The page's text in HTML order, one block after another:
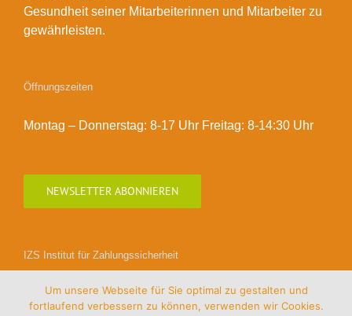
Gesundheit seiner Mitarbeiterinnen und Mitarbeiter zu
gewährleisten.
Öffnungszeiten
Montag – Donnerstag: 8-17 Uhr Freitag: 8-14:30 Uhr
NEWSLETTER ABONNIEREN
IZS Institut für Zahlungssicherheit
Um unsere Webseite für Sie optimal zu gestalten und
fortlaufend verbessern zu können, verwenden wir Cookies.